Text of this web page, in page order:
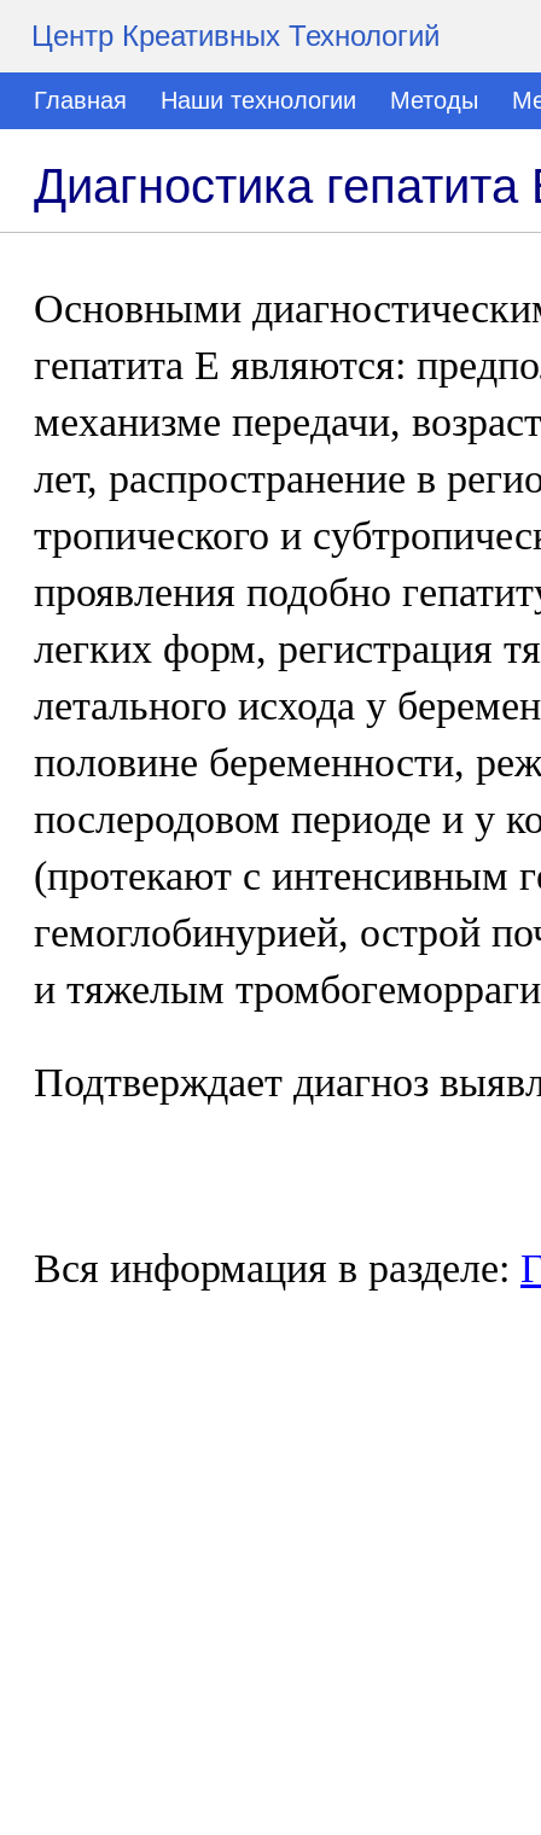
Центр Креативных Технологий
Главная Наши технологии Методы
Диагностика гепатита
Основными
гепатита Е являются:
механизме передачи,
лет, распространение в
тропического и
проявления подобно
легких форм, регистрация
летального исхода у
половине беременности,
послеродовом периоде и у
(протекают с интенсивным
гемоглобинурией, острой
и тяжелым
Подтверждает диагноз
Вся информация в разделе: